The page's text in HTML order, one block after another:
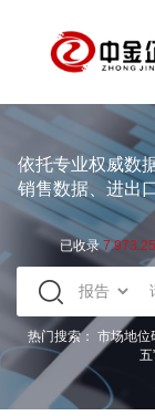
依托专业权威数
销售数据、进出
已收录
热门搜索： 市场地位
五